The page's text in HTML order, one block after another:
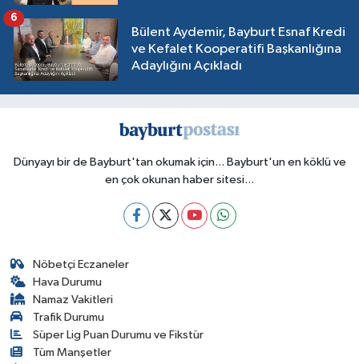
Bülent Aydemir, Bayburt Esnaf Kredi
ve Kefalet Kooperatifi Başkanlığına
Adaylığını Açıkladı
6
Dünyayı bir de Bayburt'tan okumak için... Bayburt'un en köklü ve
en çok okunan haber sitesi...
Nöbetçi Eczaneler
Hava Durumu
Namaz Vakitleri
Trafik Durumu
Süper Lig Puan Durumu ve Fikstür
Tüm Manşetler